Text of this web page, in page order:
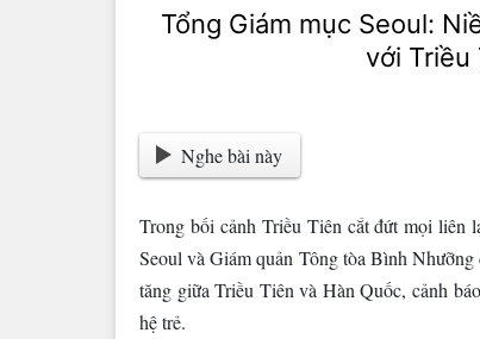
Tổng Giám mục Seoul:
với Triều
Nghe bài này
Trong bối cảnh Triều Tiên cắt đứt mọi liên
Seoul và Giám quản Tông tòa Bình Nhưỡng
tăng giữa Triều Tiên và Hàn Quốc, cảnh
hệ trẻ.